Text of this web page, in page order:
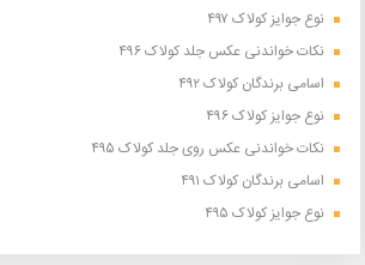
نوع جوایز کولاک ۴۹۷
نکات خواندنی عکس جلد کولاک ۴۹۶
اسامی برندگان کولاک ۴۹۲
نوع جوایز کولاک ۴۹۶
نکات خواندنی عکس روی جلد کولاک ۴۹۵
اسامی برندگان کولاک ۴۹۱
نوع جوایز کولاک ۴۹۵